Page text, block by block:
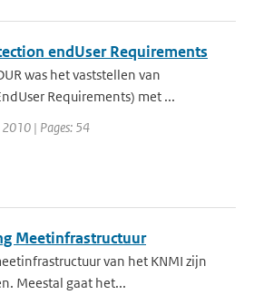
endUser Requirements
was het vaststellen van
Requirements) met ...
2010 | Pages: 54
Meetinfrastructuur
van het KNMI zijn
Meestal gaat het...